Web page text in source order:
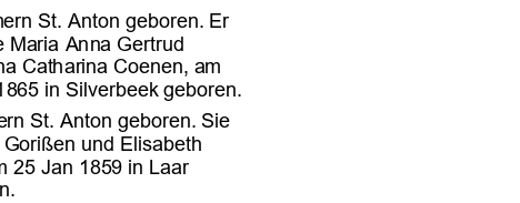







